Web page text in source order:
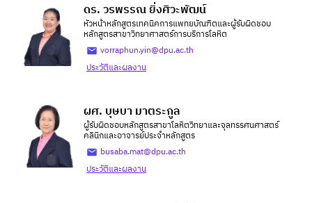
ดร. วรพรรณ ยิ่งศิวะพัฒน์
หัวหน้าหลักสูตรเทคนิคการแพทยบัณฑิตและผู้รับผิดชอบ
หลักสูตรสาขาวิทยาศาสตร์การบริการโลหิต
vorraphun.yin@dpu.ac.th
ประวัติและผลงาน
ผศ. บุษบา มาตระกูล
ผู้รับผิดชอบหลักสูตรสาขาโลหิตวิทยาและจุลทรรศนศาสตร์
คลินิกและอาจารย์ประจำหลักสูตร
busaba.mat@dpu.ac.th
ประวัติและผลงาน